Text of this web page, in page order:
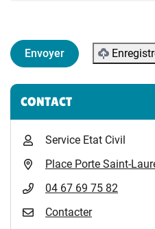
Informations
CONTACT
Service Etat Civil
Place Porte Saint-
04 67 69 75 82
Contacter